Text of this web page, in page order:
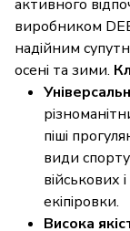
активного
виробником
надійним
осені та зими.
піші
види
військових
екіпіровки.
Висока